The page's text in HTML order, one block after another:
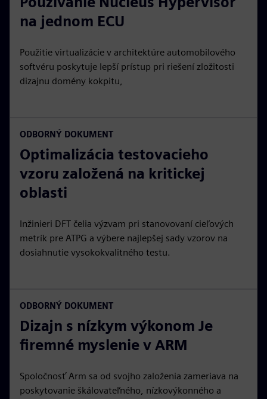
na jednom ECU
Použitie virtualizácie v architektúre automobilového
softvéru poskytuje lepší prístup pri riešení zložitosti
dizajnu domény kokpitu,
ODBORNÝ DOKUMENT
Optimalizácia testovacieho
vzoru založená na kritickej
oblasti
Inžinieri DFT čelia výzvam pri stanovovaní cieľových
metrík pre ATPG a výbere najlepšej sady vzorov na
dosiahnutie vysokokvalitného testu.
ODBORNÝ DOKUMENT
Dizajn s nízkym výkonom Je
firemné myslenie v ARM
Spoločnosť Arm sa od svojho založenia zameriava na
poskytovanie škálovateľného, nízkovýkonného a